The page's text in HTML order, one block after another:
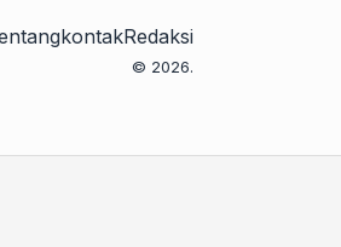
kontakRedaksi
© 2026.